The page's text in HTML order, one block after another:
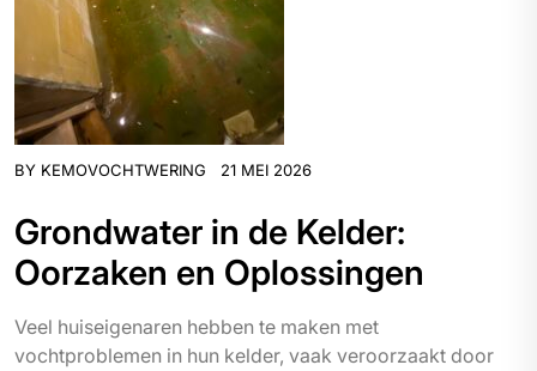
BY KEMOVOCHTWERING 21 MEI 2026
Grondwater in de Kelder:
Oorzaken en Oplossingen
Veel huiseigenaren hebben te maken met
vochtproblemen in hun kelder, vaak veroorzaakt door